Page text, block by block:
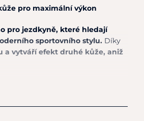
pro maximální výkon
pro jezdkyně, které hledají
sportovního stylu. Díky
vytváří efekt druhé kůže, aniž
příjemný pocit během
nebo běžném nošení.